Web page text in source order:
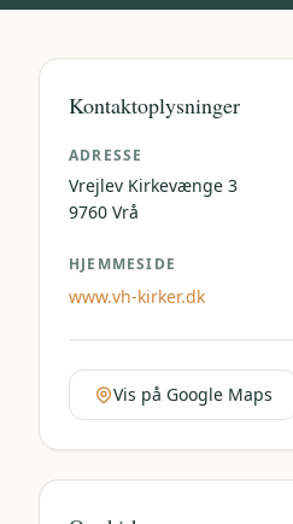
Kontaktoplysninger
ADRESSE
Vrejlev Kirkevænge 3
9760 Vrå
HJEMMESIDE
www.vh-kirker.dk
Vis på Google Maps